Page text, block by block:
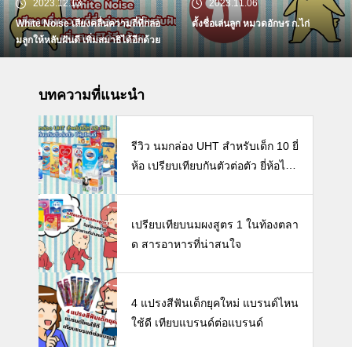
2023.12.13
White Noise เสียงคลื่นความถี่ที่กล่อ
มลูกให้หลับฝันดี เพิ่มสมาธิได้อีกด้วย
2023.11.06
ตั้งชื่อเล่นลูก หมวดอักษร ก.ไก่
บทความที่แนะนำ
รีวิว นมกล่อง UHT สำหรับเด็ก 10 ยี่
ห้อ เปรียบเทียบกันตัวต่อตัว ยี่ห้อไห
เปรียบเทียบนมผงสูตร 1 ในท้องตลา
ด สารอาหารที่น่าสนใจ
4 แปรงสีฟันเด็กยุคใหม่ แบรนด์ไหน
ใช้ดี เทียบแบรนด์ต่อแบรนด์